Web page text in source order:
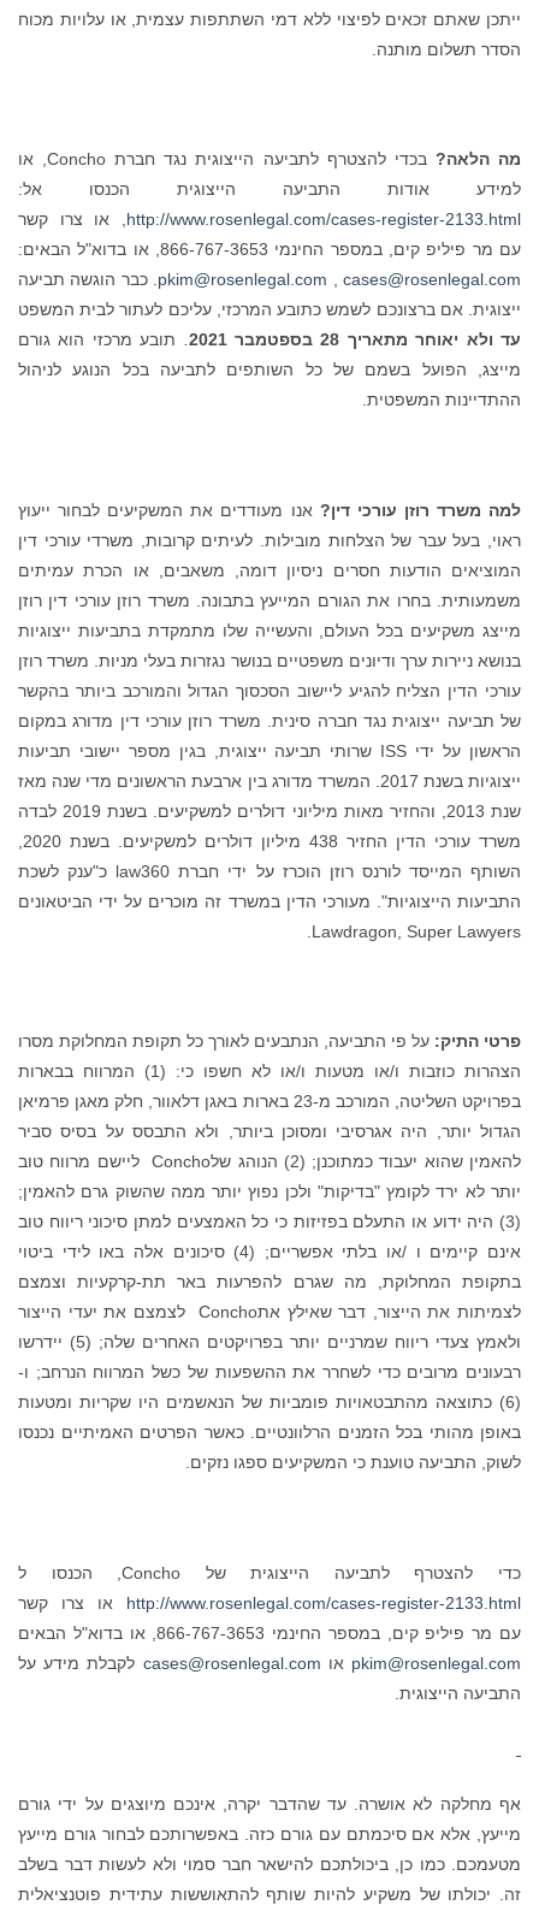
ייתכן שאתם זכאים לפיצוי ללא דמי השתתפות עצמית, או עלויות מכוח
הסדר תשלום מותנה.
מה הלאה?
בכדי להצטרף לתביעה הייצוגית נגד חברת Concho, או
למידע אודות התביעה הייצוגית הכנסו אל:
http://www.rosenlegal.com/cases-register-2133.html , או צרו קשר
עם מר פיליפ קים, במספר החינמי 866-767-3653, או בדוא"ל הבאים:
pkim@rosenlegal.com ,cases@rosenlegal.com
. כבר הוגשה תביעה
ייצוגית. אם ברצונכם לשמש כתובע המרכזי, עליכם לעתור לבית המשפט
עד ולא יאוחר מתאריך 28בספטמבר 2021
תובע מרכזי הוא גורם
מייצג, הפועל בשמם של כל השותפים לתביעה בכל הנוגע לניהול
ההתדיינות המשפטית.
למה משרד רוזן עורכי דין? אנו מעודדים את המשקיעים לבחור ייעוץ
ראוי, בעל עבר של הצלחות מובילות. לעיתים קרובות, משרדי עורכי דין
המוציאים הודעות חסרים ניסיון דומה, משאבים, או הכרת עמיתים
משמעותית. בחרו את הגורם המייעץ בתבונה. משרד רוזן עורכי דין רוזן
מייצג משקיעים בכל העולם, והעשייה שלו מתמקדת בתביעות ייצוגיות
בנושא ניירות ערך ודיונים משפטיים בנושר נגזרות בעלי מניות. משרד רוזן
עורכי הדין הצליח להגיע ליישוב הסכסוך הגדול והמורכב ביותר בהקשר
של תביעה ייצוגית נגד חברה סינית. משרד רוזן עורכי דין מדורג במקום
הראשון על ידי ISS שרותי תביעה ייצוגית, בגין מספר יישובי תביעות
ייצוגיות בשנת 2017. המשרד מדורג בין ארבעת הראשונים מדי שנה מאז
שנת 2013, והחזיר מאות מיליוני דולרים למשקיעים. בשנת 2019 לבדה
השותף המייסד לורנס רוזן הוכרז על ידי חברת law360 כ"ענק לשכת
התביעות הייצוגיות". מעורכי הדין במשרד זה מוכרים על ידי הביטאונים
Lawdragon, Super Lawyers.
פרטי התיק: על פי התביעה, הנתבעים לאורך כל תקופת המחלוקת מסרו
הצהרות כוזבות ו/או מטעות ו/או לא חשפו כי: (1) המרווח בבארות
בפרויקט השליטה, המורכב מ-23 בארות באגן דלאוור, חלק מאגן פרמיאן
הגדול יותר, היה אגרסיבי ומסוכן ביותר, ולא התבסס על בסיס סביר
להאמין שהוא יעבוד כמתוכנן; (2) הנוהג שלConcho ליישם מרווח טוב
יותר לא ירד לקומץ "בדיקות" ולכן נפוץ יותר ממה שהשוק גרם להאמין;
(3) היה ידוע או התעלם בפזיזות כי כל האמצעים למתן סיכוני ריווח טוב
אינם קיימים ו /או בלתי אפשריים; (4) סיכונים אלה באו לידי ביטוי
בתקופת המחלוקת, מה שגרם להפרעות באר תת-קרקעיות וצמצם
לצמיתות את הייצור, דבר שאילץ אתConcho לצמצם את יעדי הייצור
ולאמץ צעדי ריווח שמרניים יותר בפרויקטים האחרים שלה; (5) יידרשו
רבעונים מרובים כדי לשחרר את ההשפעות של כשל המרווח הנרחב; ו-
(6) כתוצאה מהתבטאויות פומביות של הנאשמים היו שקריות ומטעות
באופן מהותי בכל הזמנים הרלוונטיים. כאשר הפרטים האמיתיים נכנסו
לשוק, התביעה טוענת כי המשקיעים ספגו נזקים.
כדי להצטרף לתביעה הייצוגית של Concho, הכנסו ל
http://www.rosenlegal.com/cases-register-2133.html או צרו קשר
עם מר פיליפ קים, במספר החינמי 866-767-3653, או בדוא"ל הבאים
pkim@rosenlegal.com או cases@rosenlegal.com לקבלת מידע על
התביעה הייצוגית.
אף מחלקה לא אושרה. עד שהדבר יקרה, אינכם מיוצגים על ידי גורם
מייעץ, אלא אם סיכמתם עם גורם כזה. באפשרותכם לבחור גורם מייעץ
מטעמכם. כמו כן, ביכולתכם להישאר חבר סמוי ולא לעשות דבר בשלב
זה. יכולתו של משקיע להיות שותף להתאוששות עתידית פוטנציאלית